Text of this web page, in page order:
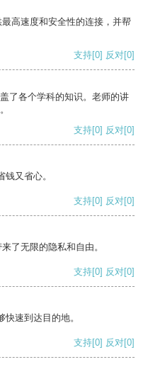
高速度和安全性的连接，并帮
支持[0] 反对[0]
了各个学科的知识。老师的讲
支持[0] 反对[0]
又省心。
支持[0] 反对[0]
了无限的隐私和自由。
支持[0] 反对[0]
速到达目的地。
支持[0] 反对[0]